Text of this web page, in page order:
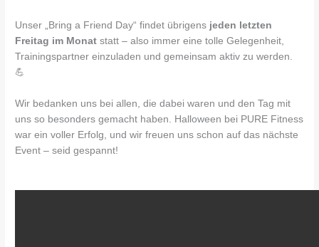
Unser „Bring a Friend Day“ findet übrigens jeden letzten
Freitag im Monat statt – also immer eine tolle Gelegenheit,
Trainingspartner einzuladen und gemeinsam aktiv zu werden.
💪
Wir bedanken uns bei allen, die dabei waren und den Tag mit
uns so besonders gemacht haben. Halloween bei PURE Fitness
war ein voller Erfolg, und wir freuen uns schon auf das nächste
Event – seid gespannt!